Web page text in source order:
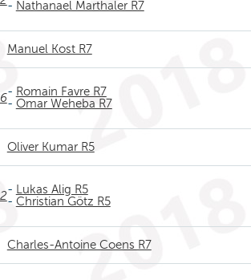
- Nathanael Marthaler R7
Manuel Kost R7
- Romain Favre R7
- Omar Weheba R7
Oliver Kumar R5
-
Lukas Alig R5
- Christian Götz R5
Charles-Antoine Coens R7